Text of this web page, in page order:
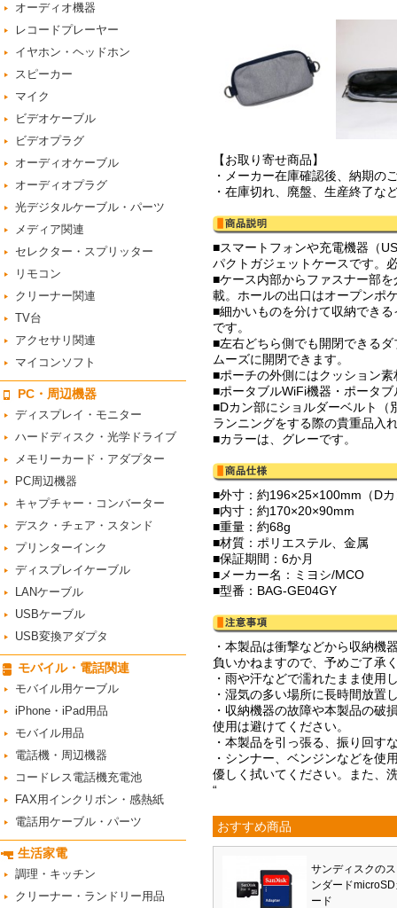
オーディオ機器
レコードプレーヤー
イヤホン・ヘッドホン
スピーカー
マイク
ビデオケーブル
ビデオプラグ
オーディオケーブル
オーディオプラグ
光デジタルケーブル・パーツ
メディア関連
セレクター・スプリッター
リモコン
クリーナー関連
TV台
アクセサリ関連
マイコンソフト
PC・周辺機器
ディスプレイ・モニター
ハードディスク・光学ドライブ
メモリーカード・アダプター
PC周辺機器
キャプチャー・コンバーター
デスク・チェア・スタンド
プリンターインク
ディスプレイケーブル
LANケーブル
USBケーブル
USB変換アダプタ
モバイル・電話関連
モバイル用ケーブル
iPhone・iPad用品
モバイル用品
電話機・周辺機器
コードレス電話機充電池
FAX用インクリボン・感熱紙
電話用ケーブル・パーツ
生活家電
調理・キッチン
クリーナー・ランドリー用品
【お取り寄せ商品】
・メーカー在庫確認後、納期の
・在庫切れ、廃盤、生産終了な
■スマートフォンや充電機器（
パクトガジェットケースです。
■ケース内部からファスナー部
載。ホールの出口はオープンポ
■細かいものを分けて収納でき
です。
■左右どちら側でも開閉できる
ムーズに開閉できます。
■ポーチの外側にはクッション
■ポータブルWiFi機器・ポータ
■Dカン部にショルダーベルト（
ランニングをする際の貴重品入
■カラーは、グレーです。
■外寸：約196×25×100mm（D
■内寸：約170×20×90mm
■重量：約68g
■材質：ポリエステル、金属
■保証期間：6か月
■メーカー名：ミヨシ/MCO
■型番：BAG-GE04GY
・本製品は衝撃などから収納機
負いかねますので、予めご了承
・雨や汗などで濡れたまま使用
・湿気の多い場所に長時間放置
・収納機器の故障や本製品の破
使用は避けてください。
・本製品を引っ張る、振り回す
・シンナー、ベンジンなどを使
優しく拭いてください。また、
“
おすすめ商品
サンディスクの
ンダード
ード